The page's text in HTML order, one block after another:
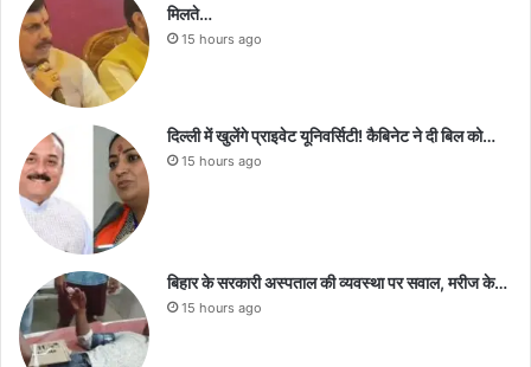
मिलते…
15 hours ago
दिल्ली में खुलेंगे प्राइवेट यूनिवर्सिटी! कैबिनेट ने दी बिल को…
15 hours ago
बिहार के सरकारी अस्पताल की व्यवस्था पर सवाल, मरीज के…
15 hours ago